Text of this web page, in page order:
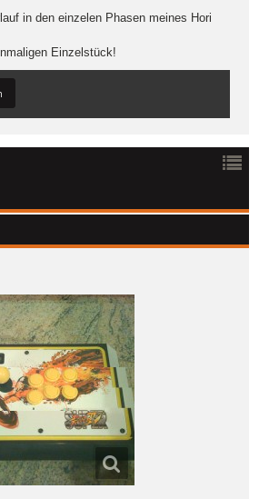
in den einzelen Phasen meines Hori
Einzelstück!